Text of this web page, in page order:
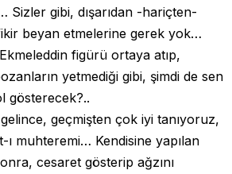
Sizler gibi, dışarıdan -hariçten-
beyan etmelerine gerek yok…
figürü ortaya atıp,
yetmediği gibi, şimdi de sen
gösterecek?..
gelince, geçmişten çok iyi tanıyoruz,
muhteremi… Kendisine yapılan
cesaret gösterip ağzını